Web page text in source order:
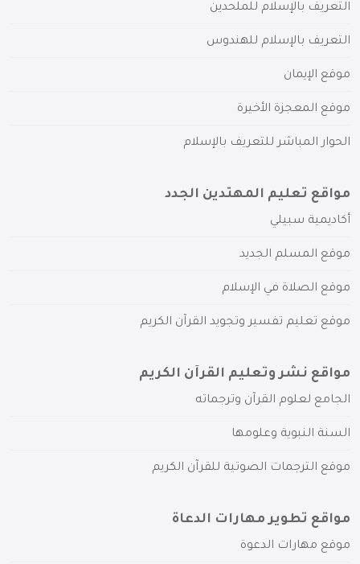
التعريف بالإسلام للملحدين
التعريف بالإسلام للهندوس
موقع الإيمان
موقع المعجزة الأخيرة
الحوار المباشر للتعريف بالإسلام
مواقع تعليم المهتدين الجدد
أكاديمية سبيلي
موقع المسلم الجديد
موقع الصلاة في الإسلام
موقع تعليم تفسير وتجويد القرآن الكريم
مواقع نشر وتعليم القرآن الكريم
الجامع لعلوم القرآن وترجماته
السنة النبوية وعلومها
موقع الترجمات الصوتية للقرآن الكريم
مواقع تطوير مهارات الدعاة
موقع مهارات الدعوة